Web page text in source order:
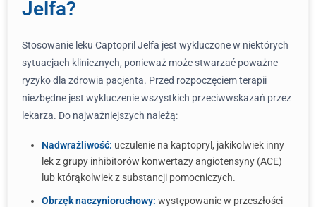
Jelfa?
Stosowanie leku Captopril Jelfa jest wykluczone w niektórych
sytuacjach klinicznych, ponieważ może stwarzać poważne
ryzyko dla zdrowia pacjenta. Przed rozpoczęciem terapii
niezbędne jest wykluczenie wszystkich przeciwwskazań przez
lekarza. Do najważniejszych należą:
Nadwrażliwość: uczulenie na kaptopryl, jakikolwiek inny
lek z grupy inhibitorów konwertazy angiotensyny (ACE)
lub którąkolwiek z substancji pomocniczych.
Obrzęk naczynioruchowy: występowanie w przeszłości